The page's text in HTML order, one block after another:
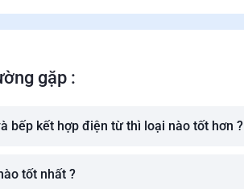
gặp :
bếp kết hợp điện từ thì loại nào tốt hơn ?
tốt nhất ?